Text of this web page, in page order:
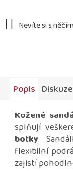
Popis Diskuze
Kožené
splňují
botky.
flexibilní
zajistí